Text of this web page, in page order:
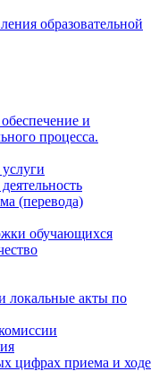
образовательной
и
процесса.
(перевода)
обучающихся
локальные акты по
цифрах приема и ходе